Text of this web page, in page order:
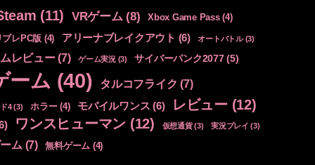
(11) VRゲーム (8) Xbox Game Pass(4)
ブレPC版 (4) アリーナブレイクアウト (6) オートバトル(3)
レビュー(7) ゲーム実況(3) サイバーパンク2077(5)
ーム (40) タルコフライク (7)
4(3) ホラー(4) モバイルワンス (6) レビュー (12)
ワンスヒューマン (12) 仮想通貨(3) 実況プレイ (3)
ム (7) 無料ゲーム (4)